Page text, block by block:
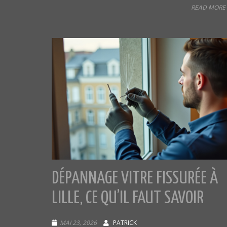
READ
DÉPANNAGE VITRE FISSURÉE À
LILLE, CE QU’IL FAUT SAVOIR
MAI 23, 2026 PATRICK